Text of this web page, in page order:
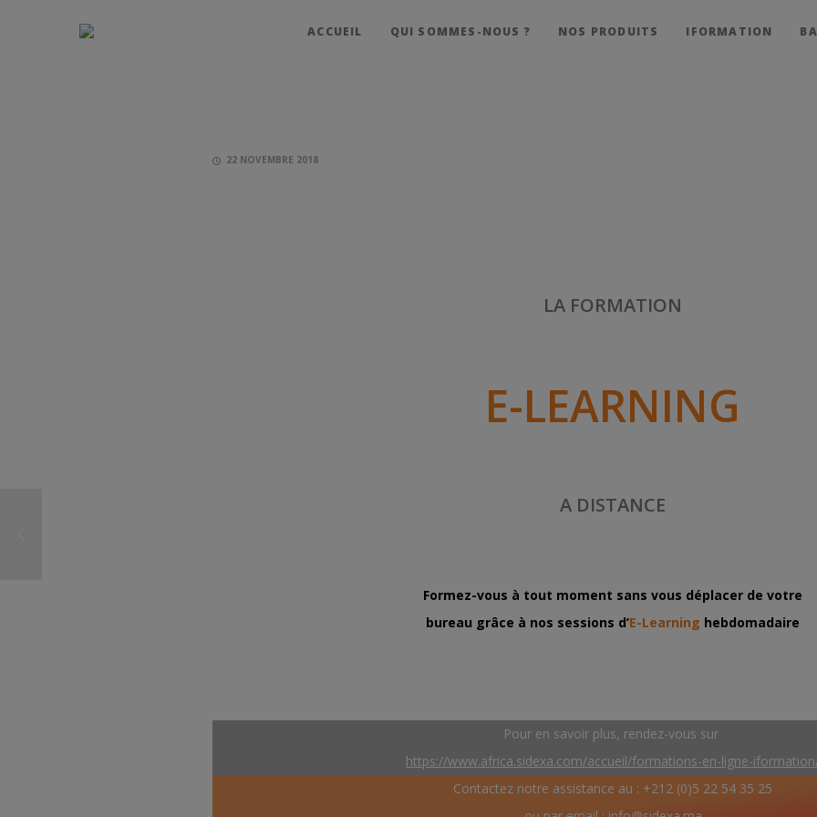
ACCUEIL QUI SOMMES-NOUS ? NOS PRODUITS IFORMATION
22 NOVEMBRE 2018
LA FORMATION
E-LEARNING
A DISTANCE
Formez-vous à tout moment sans vous déplacer de votre
bureau grâce à nos sessions d’E-Learning hebdomadaire
Pour en savoir plus, rendez-vous sur
https://www.africa.sidexa.com/accueil/formations-en-ligne-
Contactez notre assistance au : +212 (0)5 22 54 35 25